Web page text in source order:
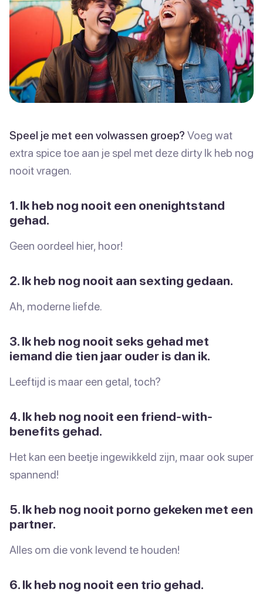
Speel je met een volwassen groep? Voeg wat
extra spice toe aan je spel met deze dirty Ik heb nog
nooit vragen.
1. Ik heb nog nooit een onenightstand
gehad.
Geen oordeel hier, hoor!
2. Ik heb nog nooit aan sexting gedaan.
Ah, moderne liefde.
3. Ik heb nog nooit seks gehad met
iemand die tien jaar ouder is dan ik.
Leeftijd is maar een getal, toch?
4. Ik heb nog nooit een friend-with-
benefits gehad.
Het kan een beetje ingewikkeld zijn, maar ook super
spannend!
5. Ik heb nog nooit porno gekeken met een
partner.
Alles om die vonk levend te houden!
6. Ik heb nog nooit een trio gehad.